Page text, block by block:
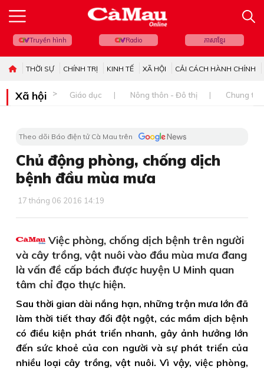
Truyền hình Radio ភាសាខ្មែរ
THỜI SỰ CHÍNH TRỊ KINH TẾ XÃ HỘI CẢI CÁCH HÀNH CHÍNH
Xã hội Giáo dục Nông thôn - Đô thị Chung
Theo dõi Báo điện tử Cà Mau trên
Chủ động phòng, chống dịch
bệnh đầu mùa mưa
17 tháng 06 2016 14:19
Việc phòng, chống dịch bệnh trên người
và cây trồng, vật nuôi vào đầu mùa mưa đang
là vấn đề cấp bách được huyện U Minh quan
tâm chỉ đạo thực hiện.
Sau thời gian dài nắng hạn, những trận mưa lớn đã
làm thời tiết thay đổi đột ngột, các mầm dịch bệnh
có điều kiện phát triển nhanh, gây ảnh hưởng lớn
đến sức khoẻ của con người và sự phát triển của
nhiều loại cây trồng, vật nuôi. Vì vậy, việc phòng,